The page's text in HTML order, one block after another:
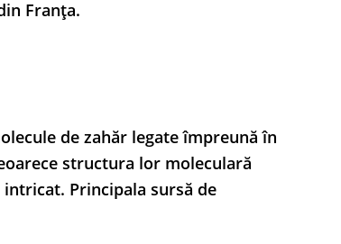
Franța.
de zahăr legate împreună în
structura lor moleculară
Principala sursă de